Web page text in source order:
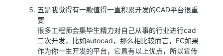
五是我觉得有一款值得一直积累开发的CAD平台很重
要
很多工程师会集毕生精力对自己从事的行业进行cad
二次开发，比如autocad，那么相比较而言，FC如果
作为你一生开发的平台，它具有以上优点，所以宣传